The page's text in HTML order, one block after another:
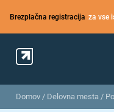
Brezplačna registracija za vse
Domov / Delovna mesta /